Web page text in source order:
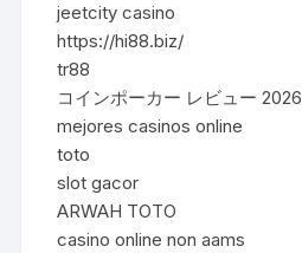
jeetcity casino
https://hi88.biz/
tr88
コインポーカー レビュー 2026
mejores casinos online
toto
slot gacor
ARWAH TOTO
casino online non aams